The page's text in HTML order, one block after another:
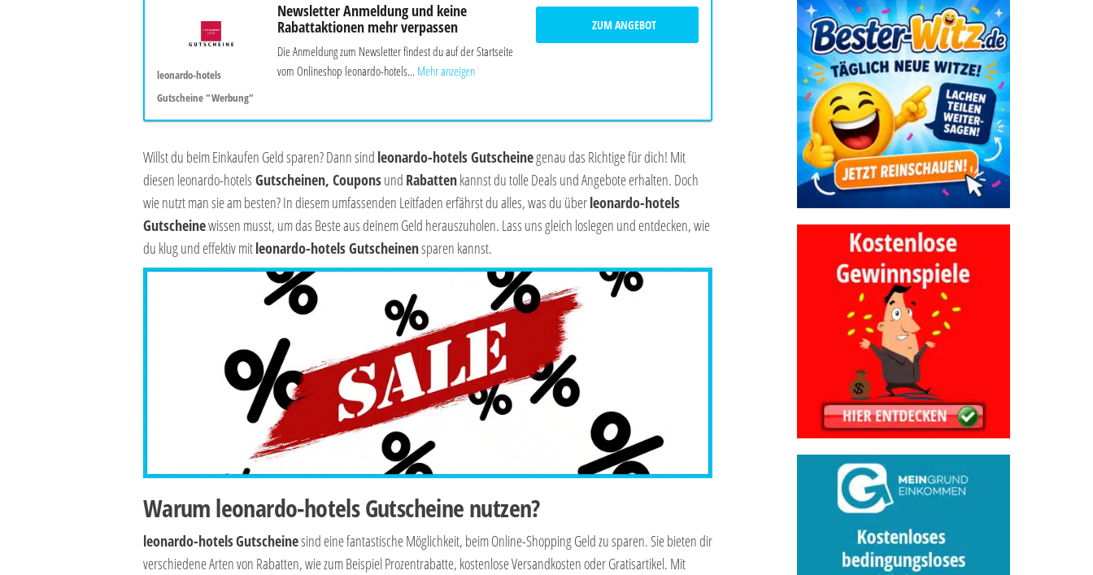
leonardo-hotels
Gutscheine "Werbung"
Newsletter Anmeldung und keine
Rabattaktionen mehr verpassen
Die Anmeldung zum Newsletter findest du auf der Startseite
vom Onlineshop leonardo-hotels... Mehr anzeigen
ZUM ANGEBOT
Willst du beim Einkaufen Geld sparen? Dann sind leonardo-hotels Gutscheinegenau das Richtige für dich! Mit
diesen leonardo-hotels Gutscheinen, Couponsund Rabattenkannst du tolle Deals und Angebote erhalten. Doch
wie nutzt man sie am besten? In diesem umfassenden Leitfaden erfährst du alles, was du überleonardo-hotels
Gutscheinewissen musst, um das Beste aus deinem Geld herauszuholen. Lass uns gleich loslegen und entdecken, wie
du klug und effektiv mitleonardo-hotels Gutscheinensparen kannst.
Warum leonardo-hotels Gutscheine nutzen?
leonardo-hotelsGutscheinesind eine fantastische Möglichkeit, beim Online-Shopping Geld zu sparen. Sie bieten dir
verschiedene Arten von Rabatten, wie zum Beispiel Prozentrabatte, kostenlose Versandkosten oder Gratisartikel. Mit